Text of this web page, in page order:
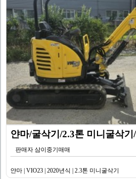
얀마/굴삭기/2.3톤 미니굴삭
판매자 삼이중기매매
얀마 | VIO23 | 2020년식 | 2.3톤 미니굴삭기